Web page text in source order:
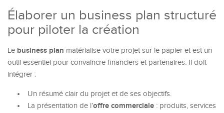
Élaborer un business plan structuré
pour piloter la création
Le business plan matérialise votre projet sur le papier et est un
outil essentiel pour convaincre financiers et partenaires. Il doit
intégrer :
Un résumé clair du projet et de ses objectifs.
La présentation de l’offre commerciale : produits, services